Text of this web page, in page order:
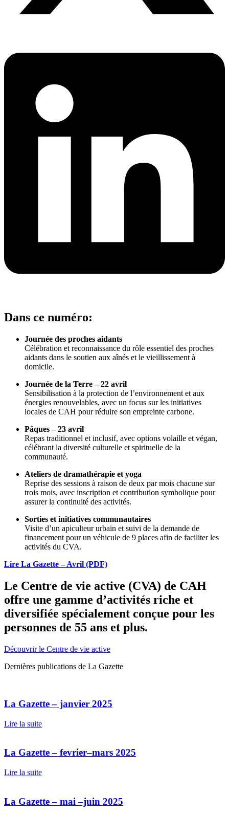
Dans ce numéro:
Journée des proches aidants
Célébration et reconnaissance du rôle essentiel des proches
aidants dans le soutien aux aînés et le vieillissement à
domicile.
Journée de la Terre – 22 avril
Sensibilisation à la protection de l’environnement et aux
énergies renouvelables, avec un focus sur les initiatives
locales de CAH pour réduire son empreinte carbone.
Pâques – 23 avril
Repas traditionnel et inclusif, avec options volaille et végan,
célébrant la diversité culturelle et spirituelle de la
communauté.
Ateliers de dramathérapie et yoga
Reprise des sessions à raison de deux par mois chacune sur
trois mois, avec inscription et contribution symbolique pour
assurer la continuité des activités.
Sorties et initiatives communautaires
Visite d’un apiculteur urbain et suivi de la demande de
financement pour un véhicule de 9 places afin de faciliter les
activités du CVA.
Lire La Gazette – Avril (PDF)
Le Centre de vie active (CVA) de CAH
offre une gamme d’activités riche et
diversifiée spécialement conçue pour les
personnes de 55 ans et plus.
Découvrir le Centre de vie active
Dernières publications de La Gazette
La Gazette – janvier 2025
Lire la suite
La Gazette – fevrier–mars 2025
Lire la suite
La Gazette – mai –juin 2025